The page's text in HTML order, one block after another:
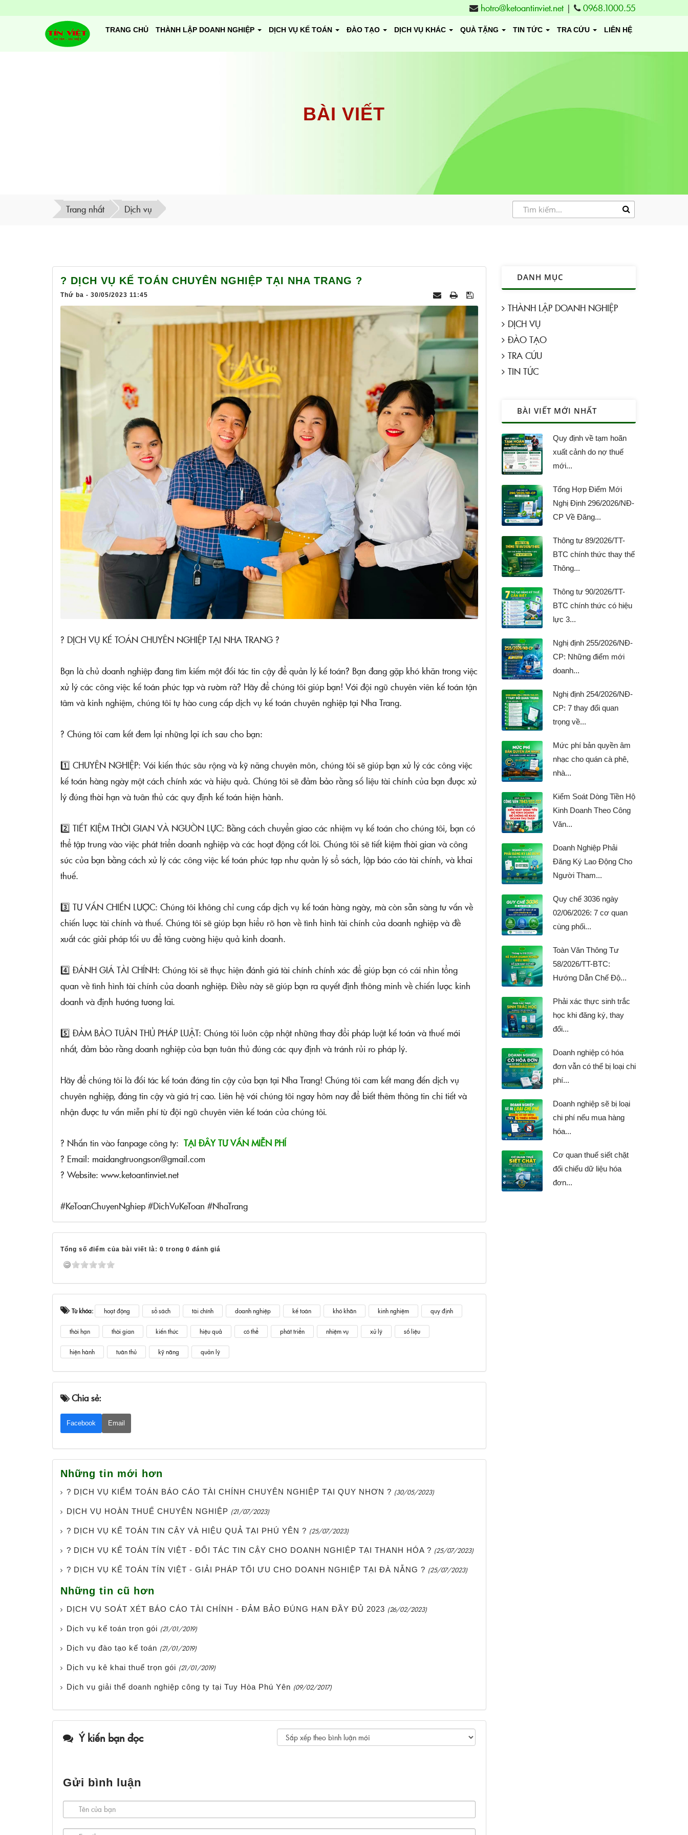
hotro@ketoantinviet.net | 0968.1000.55
TRANG CHỦ THÀNH LẬP DOANH NGHIỆP DỊCH VỤ KẾ TOÁN ĐÀO TẠO DỊCH VỤ KHÁC QUÀ TẶNG TIN TỨC TRA CỨU LIÊN HỆ
BÀI VIẾT
Trang nhất Dịch vụ
? DỊCH VỤ KẾ TOÁN CHUYÊN NGHIỆP TẠI NHA TRANG ?
Thứ ba - 30/05/2023 11:45
? DỊCH VỤ KẾ TOÁN CHUYÊN NGHIỆP TẠI NHA TRANG ?
Bạn là chủ doanh nghiệp đang tìm kiếm một đối tác tin cậy để quản lý kế toán? Bạn đang gặp khó khăn trong việc
xử lý các công việc kế toán phức tạp và rườm rà? Hãy để chúng tôi giúp bạn! Với đội ngũ chuyên viên kế toán tận
tâm và kinh nghiệm, chúng tôi tự hào cung cấp dịch vụ kế toán chuyên nghiệp tại Nha Trang.
? Chúng tôi cam kết đem lại những lợi ích sau cho bạn:
1️⃣ CHUYÊN NGHIỆP: Với kiến thức sâu rộng và kỹ năng chuyên môn, chúng tôi sẽ giúp bạn xử lý các công việc
kế toán hàng ngày một cách chính xác và hiệu quả. Chúng tôi sẽ đảm bảo rằng số liệu tài chính của bạn được xử
lý đúng thời hạn và tuân thủ các quy định kế toán hiện hành.
2️⃣ TIẾT KIỆM THỜI GIAN VÀ NGUỒN LỰC: Bằng cách chuyển giao các nhiệm vụ kế toán cho chúng tôi, bạn có
thể tập trung vào việc phát triển doanh nghiệp và các hoạt động cốt lõi. Chúng tôi sẽ tiết kiệm thời gian và công
sức của bạn bằng cách xử lý các công việc kế toán phức tạp như quản lý sổ sách, lập báo cáo tài chính, và khai
thuế.
3️⃣ TƯ VẤN CHIẾN LƯỢC: Chúng tôi không chỉ cung cấp dịch vụ kế toán hàng ngày, mà còn sẵn sàng tư vấn về
chiến lược tài chính và thuế. Chúng tôi sẽ giúp bạn hiểu rõ hơn về tình hình tài chính của doanh nghiệp và đề
xuất các giải pháp tối ưu để tăng cường hiệu quả kinh doanh.
4️⃣ ĐÁNH GIÁ TÀI CHÍNH: Chúng tôi sẽ thực hiện đánh giá tài chính chính xác để giúp bạn có cái nhìn tổng
quan về tình hình tài chính của doanh nghiệp. Điều này sẽ giúp bạn ra quyết định thông minh về chiến lược kinh
doanh và định hướng tương lai.
5️⃣ ĐẢM BẢO TUÂN THỦ PHÁP LUẬT: Chúng tôi luôn cập nhật những thay đổi pháp luật kế toán và thuế mới
nhất, đảm bảo rằng doanh nghiệp của bạn tuân thủ đúng các quy định và tránh rủi ro pháp lý.
Hãy để chúng tôi là đối tác kế toán đáng tin cậy của bạn tại Nha Trang! Chúng tôi cam kết mang đến dịch vụ
chuyên nghiệp, đáng tin cậy và giá trị cao. Liên hệ với chúng tôi ngay hôm nay để biết thêm thông tin chi tiết và
nhận được tư vấn miễn phí từ đội ngũ chuyên viên kế toán của chúng tôi.
? Nhắn tin vào fanpage công ty: TẠI ĐÂY TƯ VẤN MIỄN PHÍ
? Email: maidangtruongson@gmail.com
? Website: www.ketoantinviet.net
#KeToanChuyenNghiep #DichVuKeToan #NhaTrang
Tổng số điểm của bài viết là: 0 trong 0 đánh giá
Từ khóa: hoạt động sổ sách tài chính doanh nghiệp kế toán khó khăn kinh nghiệm quy định
thời hạn thời gian kiến thức hiệu quả có thể phát triển nhiệm vụ xử lý số liệu
hiện hành tuân thủ kỹ năng quản lý
Chia sẻ:
Facebook Email
Những tin mới hơn
? DỊCH VỤ KIỂM TOÁN BÁO CÁO TÀI CHÍNH CHUYÊN NGHIỆP TẠI QUY NHƠN ? (30/05/2023)
DỊCH VỤ HOÀN THUẾ CHUYÊN NGHIỆP (21/07/2023)
? DỊCH VỤ KẾ TOÁN TIN CẬY VÀ HIỆU QUẢ TẠI PHÚ YÊN ? (25/07/2023)
? DỊCH VỤ KẾ TOÁN TÍN VIỆT - ĐỐI TÁC TIN CẬY CHO DOANH NGHIỆP TẠI THANH HÓA ? (25/07/2023)
? DỊCH VỤ KẾ TOÁN TÍN VIỆT - GIẢI PHÁP TỐI ƯU CHO DOANH NGHIỆP TẠI ĐÀ NẴNG ? (25/07/2023)
Những tin cũ hơn
DỊCH VỤ SOÁT XÉT BÁO CÁO TÀI CHÍNH - ĐẢM BẢO ĐÚNG HẠN ĐẦY ĐỦ 2023 (26/02/2023)
Dịch vụ kế toán trọn gói (21/01/2019)
Dịch vụ đào tạo kế toán (21/01/2019)
Dịch vụ kê khai thuế trọn gói (21/01/2019)
Dịch vụ giải thể doanh nghiệp công ty tại Tuy Hòa Phú Yên (09/02/2017)
Ý kiến bạn đọc
Gửi bình luận
DANH MỤC
THÀNH LẬP DOANH NGHIỆP
DỊCH VỤ
ĐÀO TẠO
TRA CỨU
TIN TỨC
BÀI VIẾT MỚI NHẤT
Quy định về tạm hoãn
xuất cảnh do nợ thuế
mới...
Tổng Hợp Điểm Mới
Nghị Định 296/2026/NĐ-
CP Về Đăng...
Thông tư 89/2026/TT-
BTC chính thức thay thế
Thông...
Thông tư 90/2026/TT-
BTC chính thức có hiệu
lực 3...
Nghị định 255/2026/NĐ-
CP: Những điểm mới
doanh...
Nghị định 254/2026/NĐ-
CP: 7 thay đổi quan
trọng về...
Mức phí bản quyền âm
nhạc cho quán cà phê,
nhà...
Kiểm Soát Dòng Tiền Hộ
Kinh Doanh Theo Công
Văn...
Doanh Nghiệp Phải
Đăng Ký Lao Động Cho
Người Tham...
Quy chế 3036 ngày
02/06/2026: 7 cơ quan
cùng phối...
Toàn Văn Thông Tư
58/2026/TT-BTC:
Hướng Dẫn Chế Độ...
Phải xác thực sinh trắc
học khi đăng ký, thay
đổi...
Doanh nghiệp có hóa
đơn vẫn có thể bị loại chi
phí...
Doanh nghiệp sẽ bị loại
chi phí nếu mua hàng
hóa...
Cơ quan thuế siết chặt
đối chiếu dữ liệu hóa
đơn...